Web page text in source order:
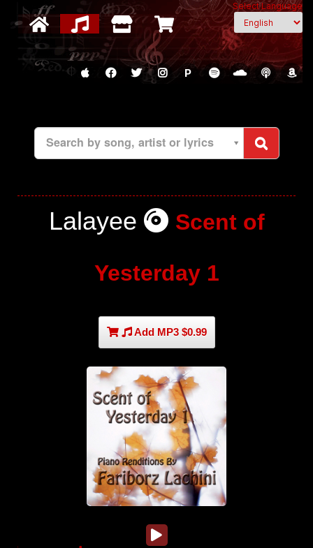
Select Language
P
Search by song, artist or lyrics
Lalayee Scent of
Yesterday 1
Add MP3 $0.99